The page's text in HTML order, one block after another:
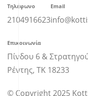
Τηλέφωνο
2104916623
Email
Επικοινωνία
Πίνδου 6 &
Ρέντης, ΤΚ 18233
© Copyright 2025